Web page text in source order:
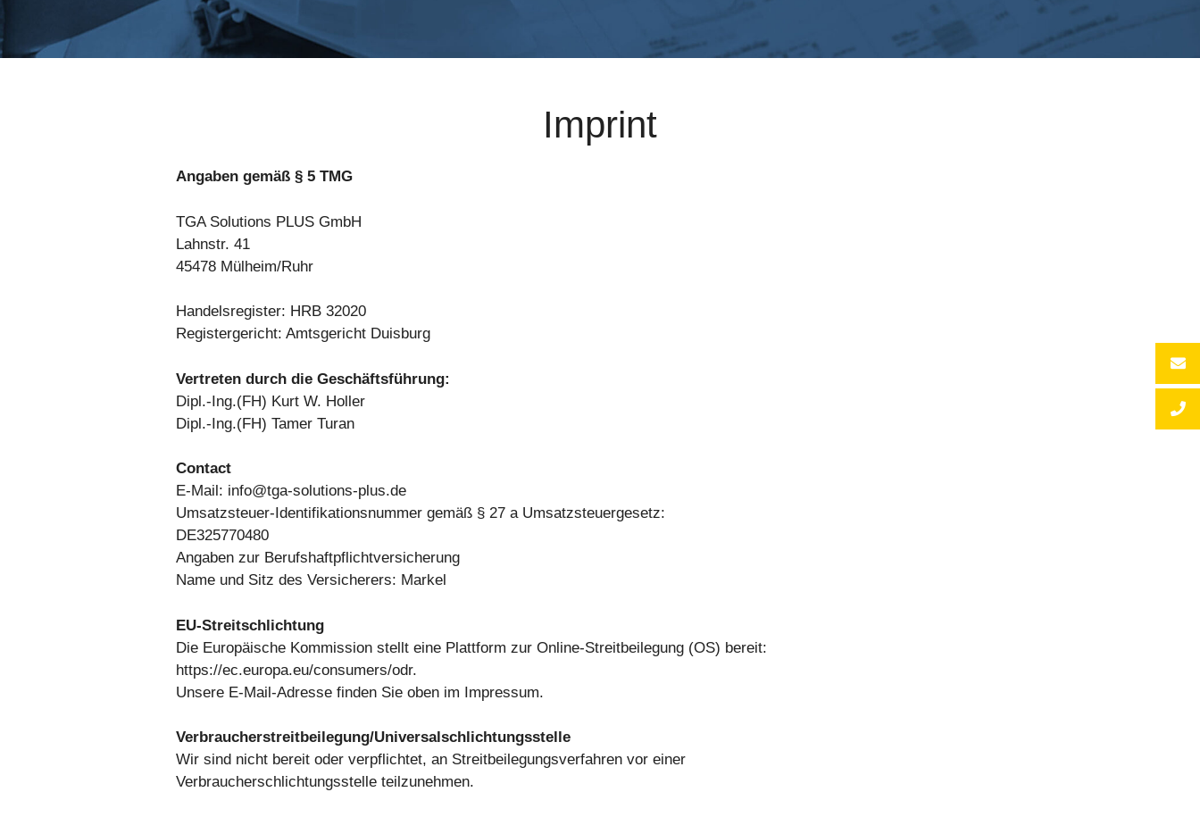
Imprint
Angaben gemäß § 5 TMG
TGA Solutions PLUS GmbH
Lahnstr. 41
45478 Mülheim/Ruhr
Handelsregister: HRB 32020
Registergericht: Amtsgericht Duisburg
Vertreten durch die Geschäftsführung:
Dipl.-Ing.(FH) Kurt W. Holler
Dipl.-Ing.(FH) Tamer Turan
Contact
E-Mail: info@tga-solutions-plus.de
Umsatzsteuer-Identifikationsnummer gemäß § 27 a Umsatzsteuergesetz:
DE325770480
Angaben zur Berufshaftpflichtversicherung
Name und Sitz des Versicherers: Markel
EU-Streitschlichtung
Die Europäische Kommission stellt eine Plattform zur Online-Streitbeilegung (OS) bereit:
https://ec.europa.eu/consumers/odr.
Unsere E-Mail-Adresse finden Sie oben im Impressum.
Verbraucherstreitbeilegung/Universalschlichtungsstelle
Wir sind nicht bereit oder verpflichtet, an Streitbeilegungsverfahren vor einer
Verbraucherschlichtungsstelle teilzunehmen.